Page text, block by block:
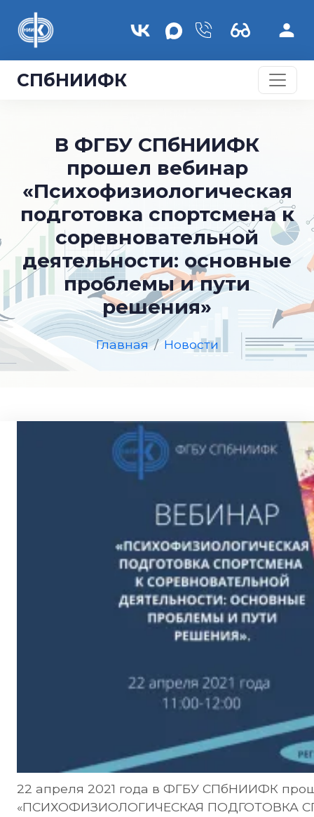
СПбНИИФК
В ФГБУ СПбНИИФК
прошел вебинар
«Психофизиологическая
подготовка спортсмена к
соревновательной
деятельности: основные
проблемы и пути
решения»
Главная Новости
22 апреля 2021 года в ФГБУ СПбНИИФК
«ПСИХОФИЗИОЛОГИЧЕСКАЯ ПОДГОТОВКА